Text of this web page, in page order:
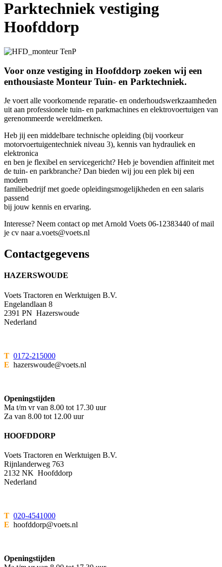
Parktechniek vestiging
Hoofddorp
Voor onze vestiging in Hoofddorp zoeken wij een
enthousiaste Monteur Tuin- en Parktechniek.
Je voert alle voorkomende reparatie- en onderhoudswerkzaamheden
uit aan professionele tuin- en parkmachines en elektrovoertuigen van
gerenommeerde wereldmerken.
Heb jij een middelbare technische opleiding (bij voorkeur
motorvoertuigentechniek niveau 3), kennis van hydrauliek en
elektronica
en ben je flexibel en servicegericht? Heb je bovendien affiniteit met
de tuin- en parkbranche? Dan bieden wij jou een plek bij een
modern
familiebedrijf met goede opleidingsmogelijkheden en een salaris
passend
bij jouw kennis en ervaring.
Interesse? Neem contact op met Arnold Voets 06-12383440 of mail
je cv naar a.voets@voets.nl
Contactgegevens
HAZERSWOUDE
Voets Tractoren en Werktuigen B.V.
Engelandlaan 8
2391 PN Hazerswoude
Nederland
T 0172-215000
E hazerswoude@voets.nl
Openingstijden
Ma t/m vr van 8.00 tot 17.30 uur
Za van 8.00 tot 12.00 uur
HOOFDDORP
Voets Tractoren en Werktuigen B.V.
Rijnlanderweg 763
2132 NK Hoofddorp
Nederland
T 020-4541000
E hoofddorp@voets.nl
Openingstijden